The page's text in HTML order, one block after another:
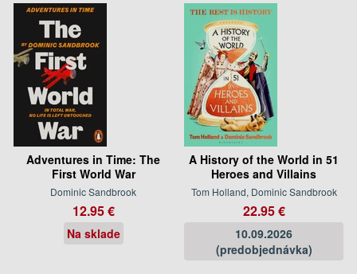
Adventures in Time: The
First World War
Dominic Sandbrook
12.95 €
Na sklade
A History of the World in 51
Heroes and Villains
Tom Holland, Dominic Sandbrook
22.95 €
10.09.2026
(predobjednávka)